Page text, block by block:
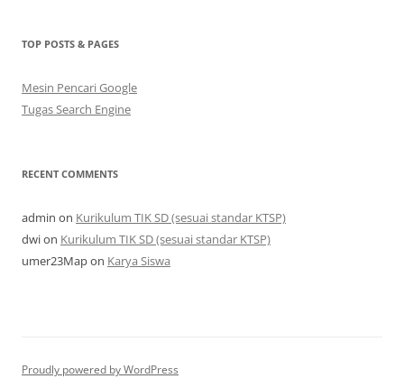
TOP POSTS & PAGES
Mesin Pencari Google
Tugas Search Engine
RECENT COMMENTS
admin on Kurikulum TIK SD (sesuai standar KTSP)
dwion Kurikulum TIK SD (sesuai standar KTSP)
umer23Mapon Karya Siswa
Proudly powered by WordPress